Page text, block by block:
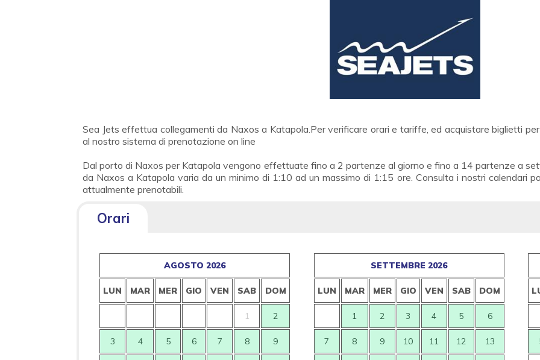
Sea Jets effettua collegamenti da Naxos a Katapola.Per verificare orari e tariffe, ed acquistare biglietti
al nostro sistema di prenotazione on line
Dal porto di Naxos per Katapola vengono effettuate fino a 2 partenze al giorno e fino a 14 partenze a
da Naxos a Katapola varia da un minimo di 1:10 ad un massimo di 1:15 ore. Consulta i nostri calendari
attualmente prenotabili.
Orari
AGOSTO 2026
LUN MAR MER GIO VEN SAB DOM
1 2
3 4 5 6 7 8 9
SETTEMBRE 2026
LUN MAR MER GIO VEN SAB DOM
1 2 3 4 5 6
7 8 9 10 11 12 13